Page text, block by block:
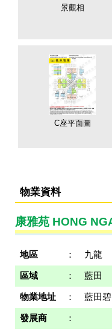
景觀相
C座平面圖
物業資料
康雅苑 HONG
地區 ： 九龍
區域 ： 藍田
物業地址 ： 藍田
發展商 ：